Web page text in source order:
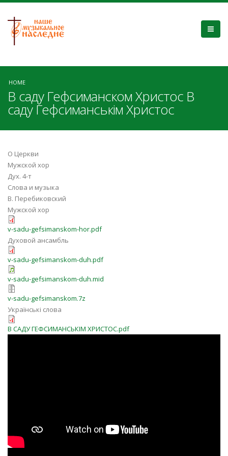
HOME
В саду Гефсиманском Христос В
саду Гефсиманськім Христос
О Церкви
Мужской хор
Дух. 4-т
Слова и музыка
В. Перебиковский
Мужской хор
v-sadu-gefsimanskom-hor.pdf
Духовой ансамбль
v-sadu-gefsimanskom-duh.pdf
v-sadu-gefsimanskom-duh.mid
v-sadu-gefsimanskom.7z
Українські слова
В САДУ ГЕФСИМАНСЬКІМ ХРИСТОС.pdf